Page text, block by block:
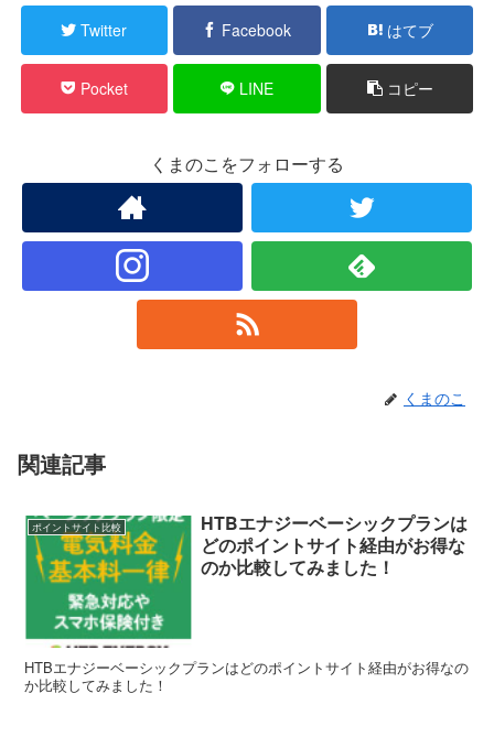
Twitter Facebook はてブ
Pocket LINE コピー
くまのこをフォローする
くまのこ
関連記事
ポイントサイト比較
HTBエナジーベーシックプランは
どのポイントサイト経由がお得な
のか比較してみました！
HTBエナジーベーシックプランはどのポイントサイト経由がお得なの
か比較してみました！